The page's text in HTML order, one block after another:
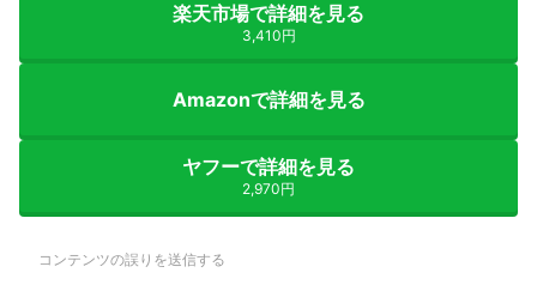
楽天市場で詳細を見る
3,410円
Amazonで詳細を見る
ヤフーで詳細を見る
2,970円
コンテンツの誤りを送信する